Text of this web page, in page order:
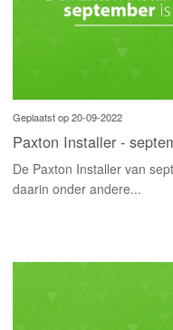
Geplaatst op 20-09-2022
Paxton Installer -
De Paxton Installer van
daarin onder andere...